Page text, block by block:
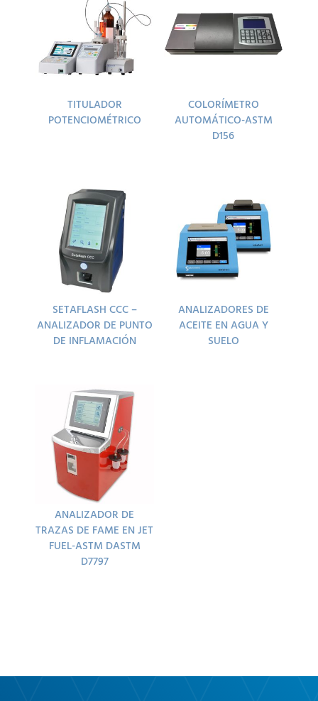
TITULADOR
POTENCIOMÉTRICO
COLORÍMETRO
AUTOMÁTICO-ASTM
D156
SETAFLASH CCC –
ANALIZADOR DE PUNTO
DE INFLAMACIÓN
ANALIZADORES DE
ACEITE EN AGUA Y
SUELO
ANALIZADOR DE
TRAZAS DE FAME EN JET
FUEL-ASTM DASTM
D7797